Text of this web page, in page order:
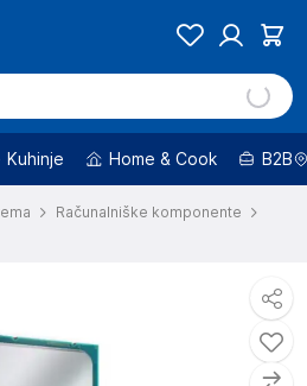
Kuhinje Home & Cook B2B
Računalniške komponente